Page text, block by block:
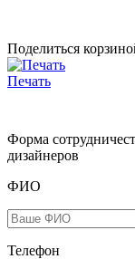
Поделиться
Печать
Форма
дизайнеров
ФИО
Телефон